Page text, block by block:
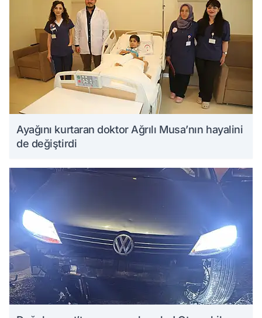
Ayağını kurtaran doktor Ağrılı Musa’nın hayalini
de değiştirdi